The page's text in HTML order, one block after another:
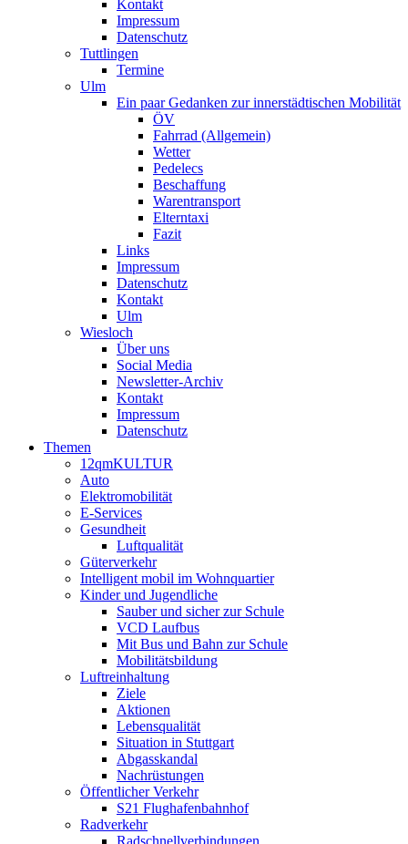
Kontakt
Impressum
Datenschutz
Tuttlingen
Termine
Ulm
Ein paar Gedanken zur innerstädtischen Mobilität
ÖV
Fahrrad (Allgemein)
Wetter
Pedelecs
Beschaffung
Warentransport
Elterntaxi
Fazit
Links
Impressum
Datenschutz
Kontakt
Ulm
Wiesloch
Über uns
Social Media
Newsletter-Archiv
Kontakt
Impressum
Datenschutz
Themen
12qmKULTUR
Auto
Elektromobilität
E-Services
Gesundheit
Luftqualität
Güterverkehr
Intelligent mobil im Wohnquartier
Kinder und Jugendliche
Sauber und sicher zur Schule
VCD Laufbus
Mit Bus und Bahn zur Schule
Mobilitätsbildung
Luftreinhaltung
Ziele
Aktionen
Lebensqualität
Situation in Stuttgart
Abgasskandal
Nachrüstungen
Öffentlicher Verkehr
S21 Flughafenbahnhof
Radverkehr
Radschnellverbindungen